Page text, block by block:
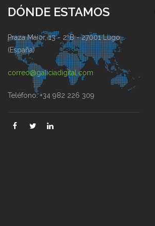
DÓNDE ESTAMOS
Praza Maior, 13 - 2ºB - 27001 Lugo
(España)
correo@galiciadigital.com
Teléfono: +34 982 226 309